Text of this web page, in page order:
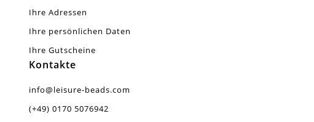
Ihre Adressen
Ihre persönlichen Daten
Ihre Gutscheine
Kontakte
info@leisure-beads.com
(+49) 0170 5076942